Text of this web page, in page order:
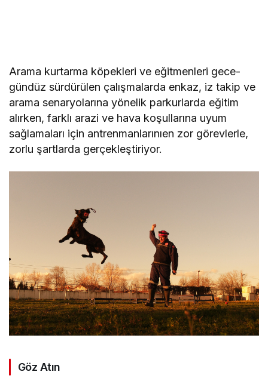
Arama kurtarma köpekleri ve eğitmenleri gece-
gündüz sürdürülen çalışmalarda enkaz, iz takip ve
arama senaryolarına yönelik parkurlarda eğitim
alırken, farklı arazi ve hava koşullarına uyum
sağlamaları için antrenmanlarınıen zor görevlerle,
zorlu şartlarda gerçekleştiriyor.
Göz Atın